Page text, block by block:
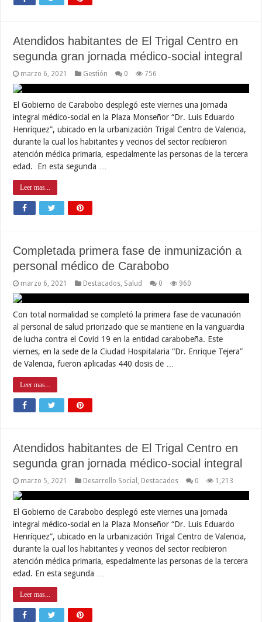
Atendidos habitantes de El Trigal Centro en
segunda gran jornada médico-social integral
marzo 6, 2021 Gestión 0 756
El Gobierno de Carabobo desplegó este viernes una jornada
integral médico-social en la Plaza Monseñor “Dr. Luis Eduardo
Henríquez”, ubicado en la urbanización Trigal Centro de Valencia,
durante la cual los habitantes y vecinos del sector recibieron
atención médica primaria, especialmente las personas de la tercera
edad. En esta segunda …
Leer mas...
Completada primera fase de inmunización a
personal médico de Carabobo
marzo 6, 2021 Destacados Salud 0 960
Con total normalidad se completó la primera fase de vacunación
al personal de salud priorizado que se mantiene en la vanguardia
de lucha contra el Covid 19 en la entidad carabobeña. Este
viernes, en la sede de la Ciudad Hospitalaria “Dr. Enrique Tejera”
de Valencia, fueron aplicadas 440 dosis de …
Leer mas...
Atendidos habitantes de El Trigal Centro en
segunda gran jornada médico-social integral
marzo 5, 2021 Desarrollo Social Destacados 0 1,213
El Gobierno de Carabobo desplegó este viernes una jornada
integral médico-social en la Plaza Monseñor “Dr. Luis Eduardo
Henríquez”, ubicado en la urbanización Trigal Centro de Valencia,
durante la cual los habitantes y vecinos del sector recibieron
atención médica primaria, especialmente las personas de la tercera
edad. En esta segunda …
Leer mas...